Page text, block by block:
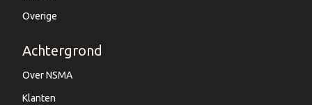
Overige
Achtergrond
Over NSMA
Klanten